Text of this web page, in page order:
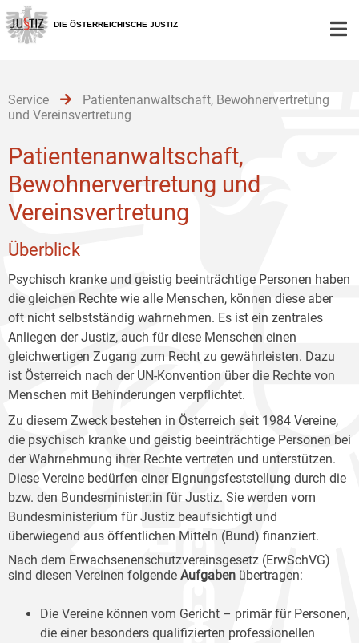
Zur
Hauptnavigation
[1]
Zum
Inhalt
[2]
Zum
Untermenü
[3]
DIE ÖSTERREICHISCHE JUSTIZ
Service
Patientenanwaltschaft, Bewohnervertretung
und Vereinsvertretung
Patientenanwaltschaft,
Bewohnervertretung und
Vereinsvertretung
Überblick
Psychisch kranke und geistig beeinträchtige Personen haben
die gleichen Rechte wie alle Menschen, können diese aber
oft nicht selbstständig wahrnehmen. Es ist ein zentrales
Anliegen der Justiz, auch für diese Menschen einen
gleichwertigen Zugang zum Recht zu gewährleisten. Dazu
ist Österreich nach der UN-Konvention über die Rechte von
Menschen mit Behinderungen verpflichtet.
Zu diesem Zweck bestehen in Österreich seit 1984 Vereine,
die psychisch kranke und geistig beeinträchtige Personen bei
der Wahrnehmung ihrer Rechte vertreten und unterstützen.
Diese Vereine bedürfen einer Eignungsfeststellung durch die
bzw. den Bundesminister:in für Justiz. Sie werden vom
Bundesministerium für Justiz beaufsichtigt und
überwiegend aus öffentlichen Mitteln (Bund) finanziert.
Nach dem Erwachsenenschutzvereinsgesetz (ErwSchVG)
sind diesen Vereinen folgende Aufgaben übertragen:
Die Vereine können vom Gericht – primär für Personen,
die einer besonders qualifizierten professionellen